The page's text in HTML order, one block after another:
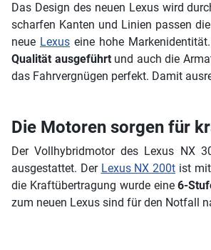
Das Design des neuen Lexus wird
scharfen Kanten und Linien passen
neue Lexus eine hohe
Qualität ausgeführtund auch die
das Fahrvergnügen perfekt. Damit
Die Motoren sorgen für
Der Vollhybridmotor des Lexus NX
ausgestattet. Der Lexus NX 200t ist
die Kraftübertragung wurde eine6-
zum neuen Lexus sind für den Notfall